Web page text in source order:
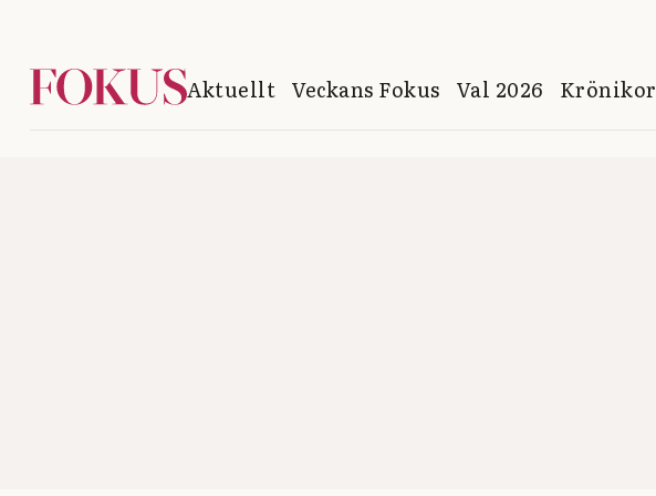
Aktuellt Veckans Fokus Val 2026 Krönikor